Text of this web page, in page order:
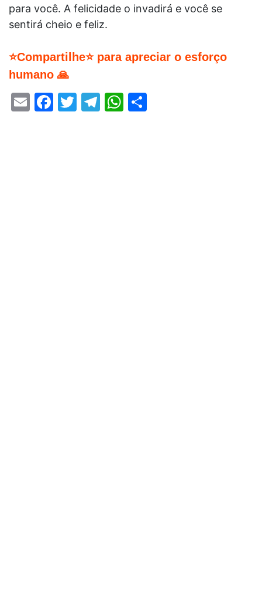
para você. A felicidade o invadirá e você se
sentirá cheio e feliz.
⭐Compartilhe⭐ para apreciar o esforço
humano 🙏
EmailFacebook
Twitter
Telegram
WhatsApp